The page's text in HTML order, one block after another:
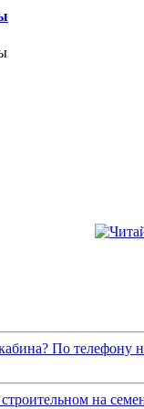
По телефону
на